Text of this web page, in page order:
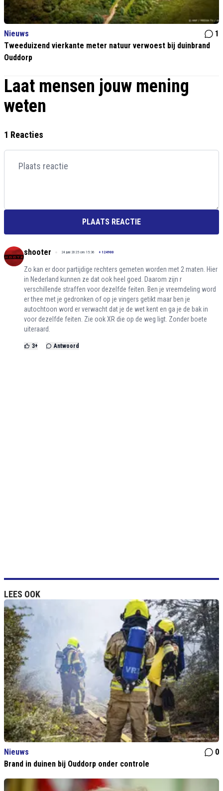
Nieuws
1
Tweeduizend vierkante meter natuur verwoest bij duinbrand
Ouddorp
Laat mensen jouw mening
weten
1 Reacties
PLAATS REACTIE
shooter 24 juni 2025 om 15:36 + 124900
Zo kan er door partijdige rechters gemeten worden met 2 maten. Hier
in Nederland kunnen ze dat ook heel goed. Daarom zijn r
verschillende straffen voor dezelfde feiten. Ben je vreemdeling word
er thee met je gedronken of op je vingers getikt maar ben je
autochtoon word er verwacht dat je de wet kent en ga je de bak in
voor dezelfde feiten. Zie ook XR die op de weg ligt. Zonder boete
uiteraard.
3+ Antwoord
LEES OOK
Nieuws
0
Brand in duinen bij Ouddorp onder controle